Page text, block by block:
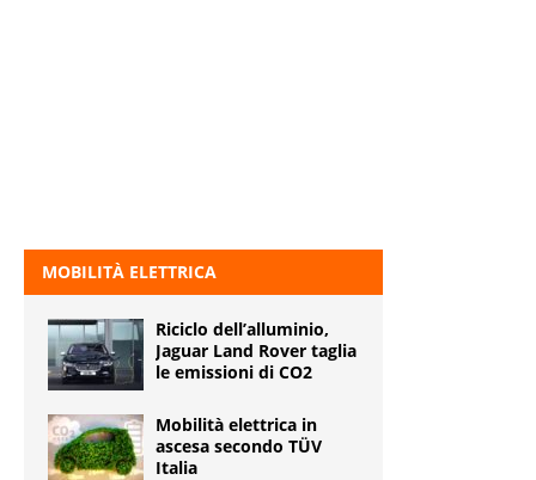
MOBILITÀ ELETTRICA
Riciclo dell’alluminio,
Jaguar Land Rover taglia
le emissioni di CO2
Mobilità elettrica in
ascesa secondo TÜV
Italia